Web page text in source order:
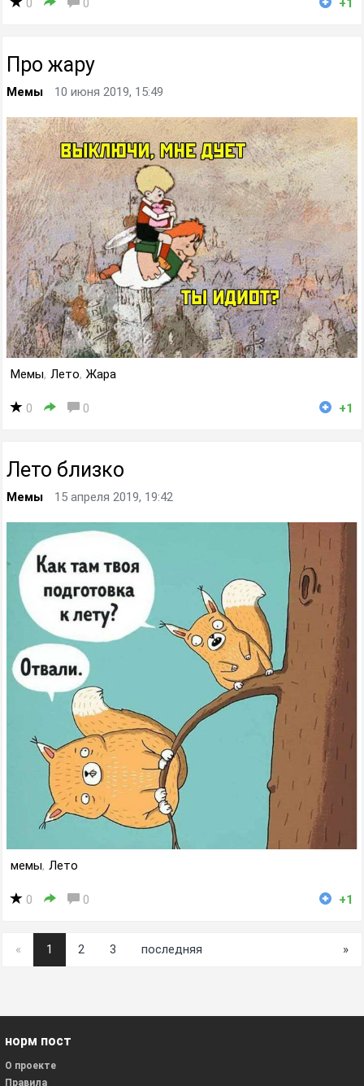
0 0 +1
Про жару
Мемы 10 июня 2019, 15:49
Мемы, Лето, Жара
0 0 +1
Лето близко
Мемы 15 апреля 2019, 19:42
мемы, Лето
0 0 +1
« 1 2 3 последняя »
норм пост
О проекте
Правила